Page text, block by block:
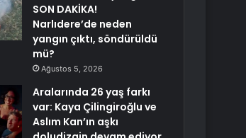
SON DAKİKA!
Narlıdere’de neden
yangın çıktı, söndürüldü
mü?
Ağustos 5, 2026
Aralarında 26 yaş farkı
var: Kaya Çilingiroğlu ve
Aslım Kan’ın aşkı